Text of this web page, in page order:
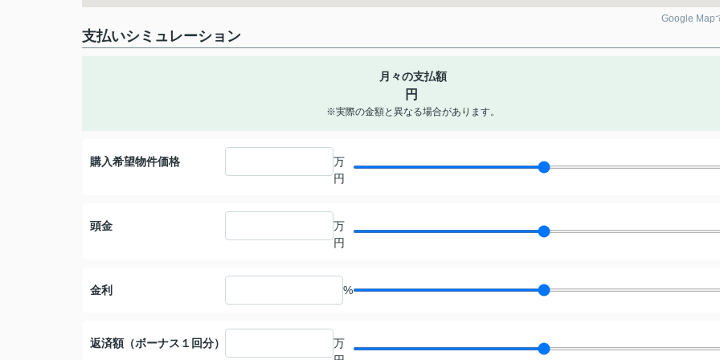
Google Map
支払いシミュレーション
月々の支払額
円
※実際の金額と異なる場合があります。
購入希望物件価格
万
円
頭金
万
円
金利 %
返済額（ボーナス１回分）
万